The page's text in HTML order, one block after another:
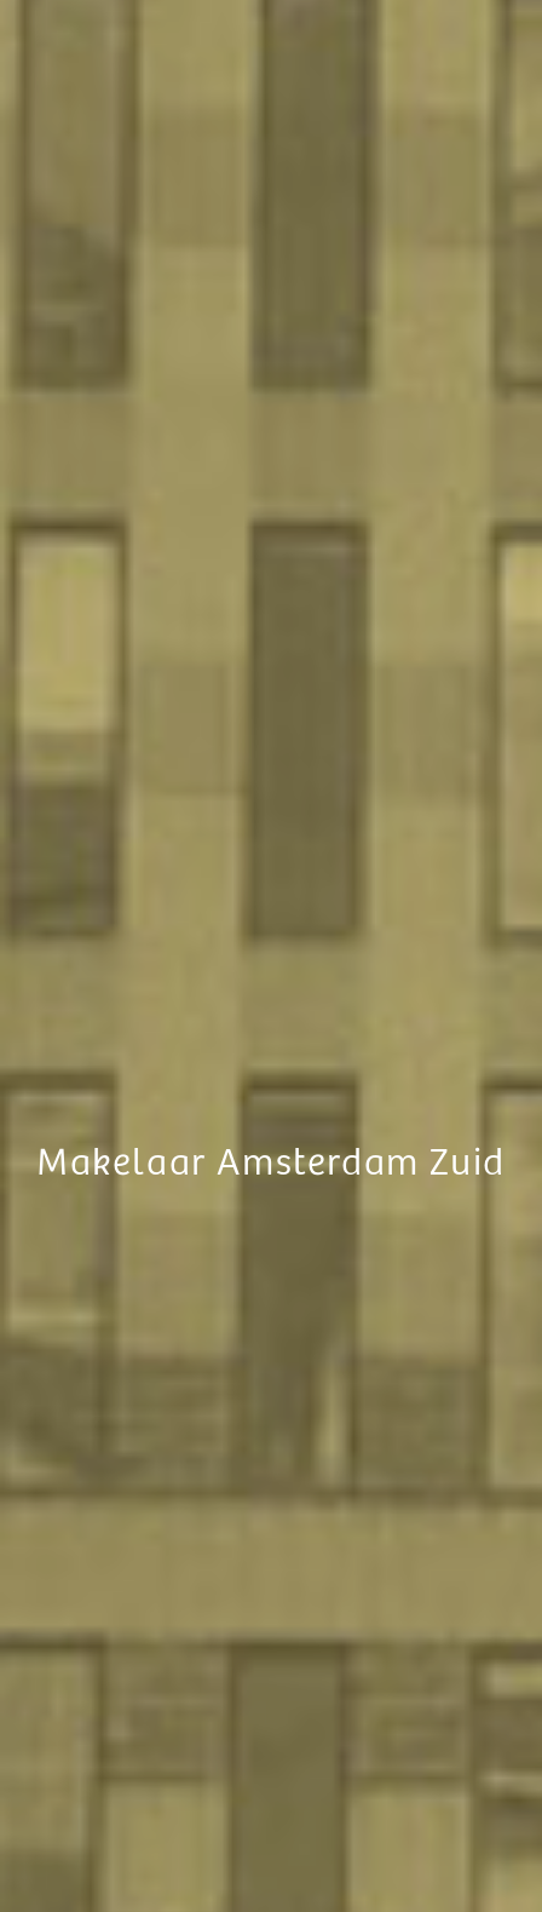
Makelaar Amsterdam Zuid